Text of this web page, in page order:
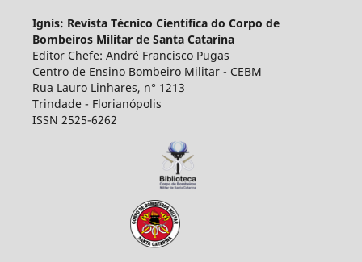
Ignis: Revista Técnico Científica do Corpo de
Bombeiros Militar de Santa Catarina
Editor Chefe: André Francisco Pugas
Centro de Ensino Bombeiro Militar - CEBM
Rua Lauro Linhares, n° 1213
Trindade - Florianópolis
ISSN 2525-6262